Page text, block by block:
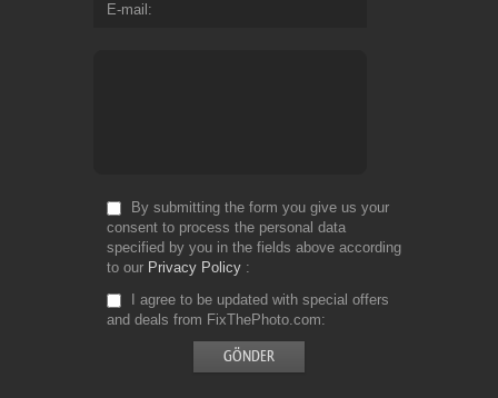
E-mail
By submitting the form you give us your
consent to process the personal data
specified by you in the fields above according
to our Privacy Policy
I agree to be updated with special offers
and deals from FixThePhoto.com